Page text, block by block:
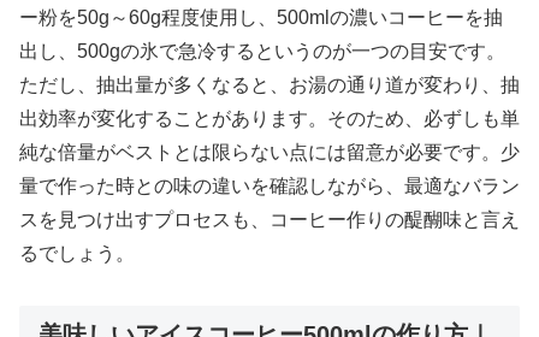
ー粉を50g～60g程度使用し、500mlの濃いコーヒーを抽
出し、500gの氷で急冷するというのが一つの目安です。
ただし、抽出量が多くなると、お湯の通り道が変わり、抽
出効率が変化することがあります。そのため、必ずしも単
純な倍量がベストとは限らない点には留意が必要です。少
量で作った時との味の違いを確認しながら、最適なバラン
スを見つけ出すプロセスも、コーヒー作りの醍醐味と言え
るでしょう。